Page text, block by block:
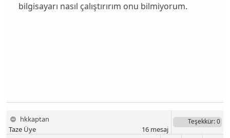
bilgisayarı nasıl çalıştırırım onu bilmiyorum.
hkkaptan
Taze Üye
Teşekkür: 0
16mesaj